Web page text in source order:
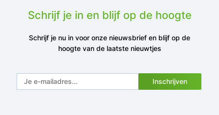
Schrijf je in en blijf op de hoogte
Schrijf je nu in voor onze nieuwsbrief en blijf op de
hoogte van de laatste nieuwtjes
Inschrijven